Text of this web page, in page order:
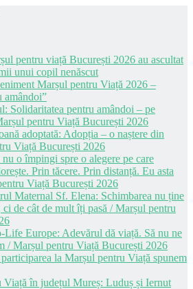
pentru viață București 2026 au ascultat
unui copil nenăscut
Marșul pentru Viață 2026 –
amândoi”
Solidaritatea pentru amândoi – pe
pentru Viață București 2026
adoptată: Adopția – o naștere din
Viață București 2026
o împingi spre o alegere pe care
Prin tăcere. Prin distanță. Eu asta
Viață București 2026
Maternal Sf. Elena: Schimbarea nu ține
ci de cât de mult îți pasă / Marșul pentru
Life Europe: Adevărul dă viață. Să nu ne
/ Marșul pentru Viață București 2026
la Marșul pentru Viață spunem
în județul Mureș: Luduș și Iernut